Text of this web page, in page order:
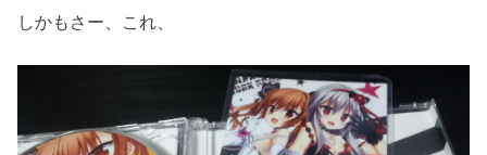
しかもさー、これ、